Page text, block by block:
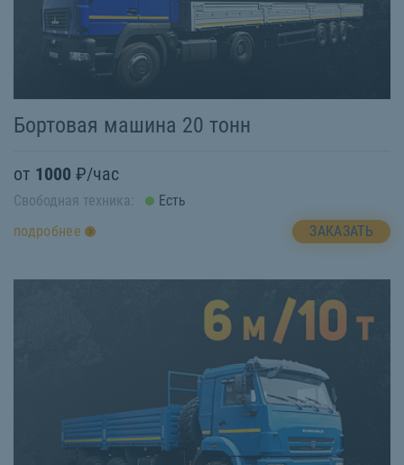
Бортовая машина 20 тонн
от 1000 ₽/час
Свободная техника:
Есть
подробнее
ЗАКАЗАТЬ